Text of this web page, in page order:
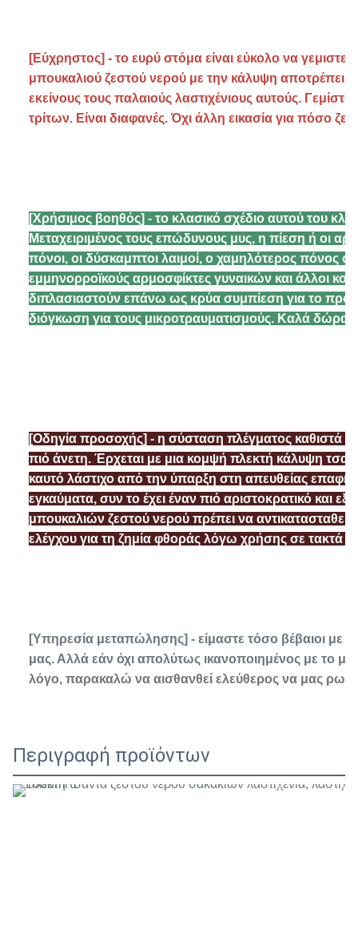
[Εύχρηστος] - το ευρύ στόμα είναι εύκολο να γεμιστεί
μπουκαλιού ζεστού νερού με την κάλυψη
εκείνους τους παλαιούς λαστιχένιους αυτούς.
τρίτων. Είναι διαφανές. Όχι άλλη εικασία για πόσο
[Χρήσιμος βοηθός] - το κλασικό σχέδιο αυτού του
Μεταχειριμένος τους επώδυνους μυς, η πίεση ή οι
πόνοι, οι δύσκαμπτοι λαιμοί, ο χαμηλότερος πόνος
εμμηνορροϊκούς αρμοσφίκτες γυναικών και άλλοι
διπλασιαστούν επάνω ως κρύα συμπίεση για το
διόγκωση για τους μικροτραυματισμούς. Καλά δώρα
[Οδηγία προσοχής] - η σύσταση πλέγματος καθιστά
πιό άνετη. Έρχεται με μια κομψή πλεκτή κάλυψη
καυτό λάστιχο από την ύπαρξη στη απευθείας επαφή
εγκαύματα, συν το έχει έναν πιό αριστοκρατικό και
μπουκαλιών ζεστού νερού πρέπει να
ελέγχου για τη ζημία φθοράς λόγω χρήσης σε τακτά
[Υπηρεσία μεταπώλησης] - είμαστε τόσο βέβαιοι με
μας. Αλλά εάν όχι απολύτως ικανοποιημένος με το
λόγο, παρακαλώ να αισθανθεί ελεύθερος να μας
Περιγραφή προϊόντων